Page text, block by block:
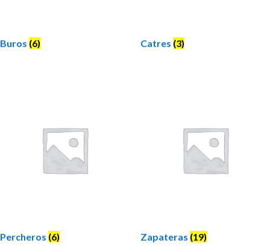
Buros (6) Catres (3)
Percheros (6) Zapateras (19)